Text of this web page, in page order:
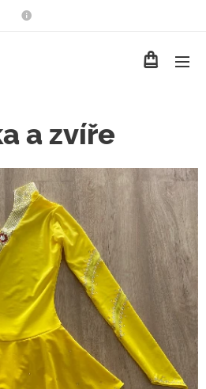
a zvíře